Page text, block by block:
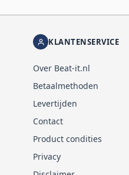
KLANTENSERVICE
Over Beat-it.nl
Betaalmethoden
Levertijden
Contact
Product condities
Privacy